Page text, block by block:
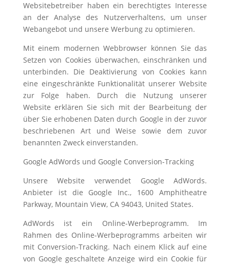
Websitebetreiber haben ein berechtigtes Interesse
an der Analyse des Nutzerverhaltens, um unser
Webangebot und unsere Werbung zu optimieren.
Mit einem modernen Webbrowser können Sie das
Setzen von Cookies überwachen, einschränken und
unterbinden. Die Deaktivierung von Cookies kann
eine eingeschränkte Funktionalität unserer Website
zur Folge haben. Durch die Nutzung unserer
Website erklären Sie sich mit der Bearbeitung der
über Sie erhobenen Daten durch Google in der zuvor
beschriebenen Art und Weise sowie dem zuvor
benannten Zweck einverstanden.
Google AdWords und Google Conversion-Tracking
Unsere Website verwendet Google AdWords.
Anbieter ist die Google Inc., 1600 Amphitheatre
Parkway, Mountain View, CA 94043, United States.
AdWords ist ein Online-Werbeprogramm. Im
Rahmen des Online-Werbeprogramms arbeiten wir
mit Conversion-Tracking. Nach einem Klick auf eine
von Google geschaltete Anzeige wird ein Cookie für